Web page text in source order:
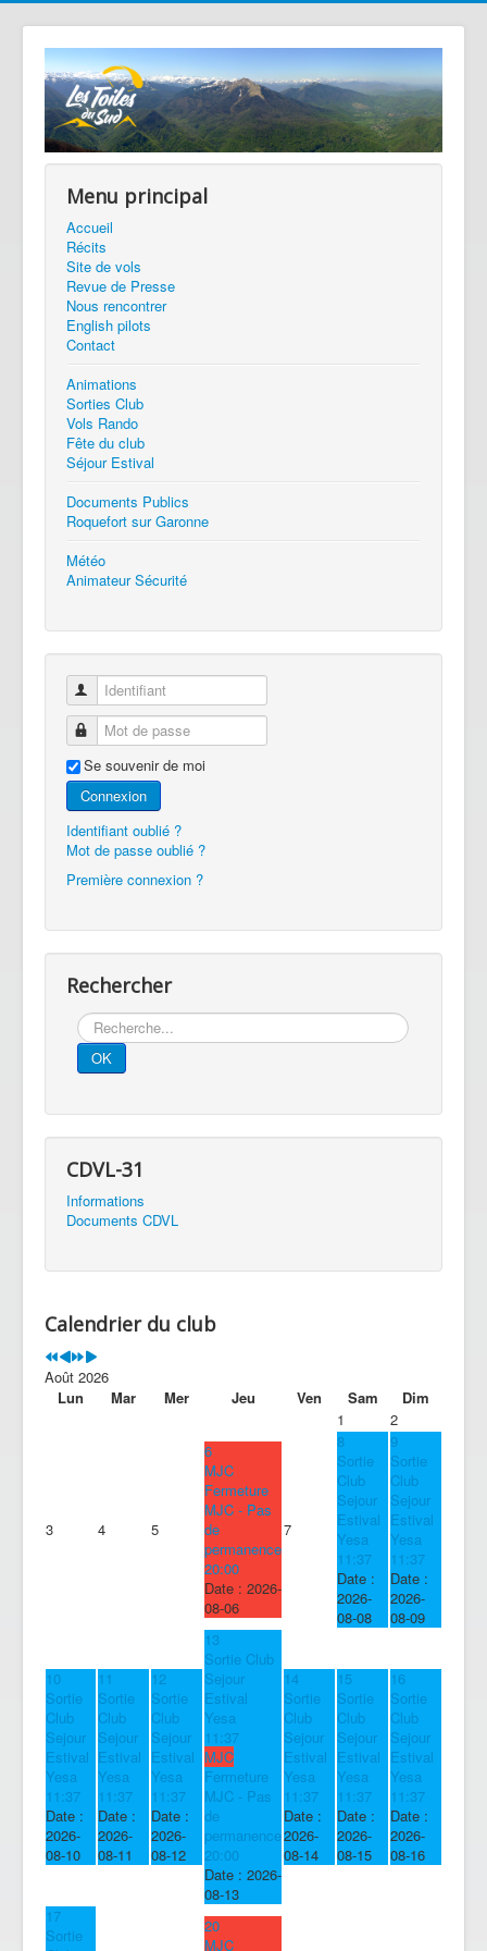
Menu principal
Accueil
Récits
Site de vols
Revue de Presse
Nous rencontrer
English pilots
Contact
Animations
Sorties Club
Vols Rando
Fête du club
Séjour Estival
Documents Publics
Roquefort sur Garonne
Météo
Animateur Sécurité
Identifiant
Mot de passe
Se souvenir de moi
Connexion
Identifiant oublié ?
Mot de passe oublié ?
Première connexion ?
Rechercher
Rechercher
OK
CDVL-31
Informations
Documents CDVL
Calendrier du club
Août 2026
Lun
Mar Mer Jeu Ven Sam
Dim
1
2
3 4 5
6
MJC
Fermeture
MJC - Pas
de
permanence
20:00
Date : 2026-
08-06
7
8
Sortie
Club
Sejour
Estival
Yesa
11:37
Date :
2026-
08-08
9
Sortie
Club
Sejour
Estival
Yesa
11:37
Date :
2026-
08-09
10
Sortie
Club
Sejour
Estival
Yesa
11:37
Date :
2026-
08-10
11
Sortie
Club
Sejour
Estival
Yesa
11:37
Date :
2026-
08-11
12
Sortie
Club
Sejour
Estival
Yesa
11:37
Date :
2026-
08-12
13
Sortie Club
Sejour
Estival
Yesa
11:37
MJC
Fermeture
MJC - Pas
de
permanence
20:00
Date : 2026-
08-13
14
Sortie
Club
Sejour
Estival
Yesa
11:37
Date :
2026-
08-14
15
Sortie
Club
Sejour
Estival
Yesa
11:37
Date :
2026-
08-15
16
Sortie
Club
Sejour
Estival
Yesa
11:37
Date :
2026-
08-16
17
Sortie
20
MJC